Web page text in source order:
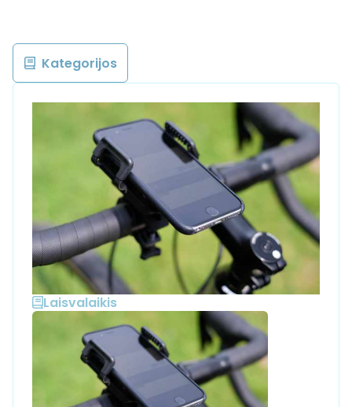
Laisvalaikis
Kategorijos